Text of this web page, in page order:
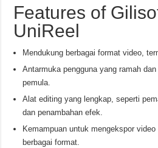
Features of
UniReel
Mendukung berbagai format video,
Antarmuka pengguna yang ramah
pemula.
Alat editing yang lengkap, seperti
dan penambahan efek.
Kemampuan untuk mengekspor
berbagai format.